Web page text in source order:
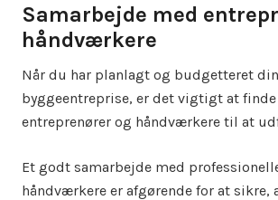
Samarbejde med
håndværkere
Når du har planlagt og budgetteret din
byggeentreprise, er det vigtigt at
entreprenører og håndværkere til at
Et godt samarbejde med
håndværkere er afgørende for at sikre,